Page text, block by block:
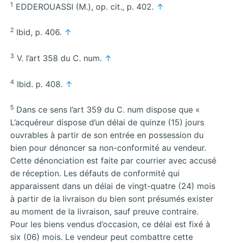
1 EDDEROUASSI (M.), op. cit., p. 402. ↑
2 Ibid, p. 406. ↑
3 V. l’art 358 du C. num. ↑
4 Ibid. p. 408. ↑
5 Dans ce sens l’art 359 du C. num dispose que «
L’acquéreur dispose d’un délai de quinze (15) jours
ouvrables à partir de son entrée en possession du
bien pour dénoncer sa non-conformité au vendeur.
Cette dénonciation est faite par courrier avec accusé
de réception. Les défauts de conformité qui
apparaissent dans un délai de vingt-quatre (24) mois
à partir de la livraison du bien sont présumés exister
au moment de la livraison, sauf preuve contraire.
Pour les biens vendus d’occasion, ce délai est fixé à
six (06) mois. Le vendeur peut combattre cette